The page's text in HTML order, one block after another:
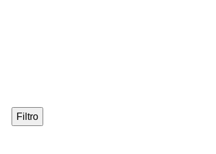
Filtro